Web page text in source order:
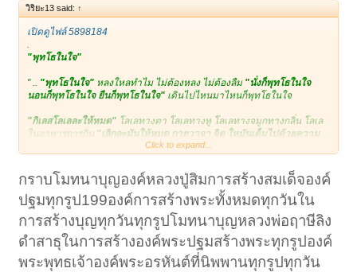
วิริยะ13 said: ↑
เปิดดูไฟล์ 5898184
.
"พุทโธในใจ"
" .. "พุทโธในใจ" หลงใหลทำไม ไม่ต้องหลง ไม่ต้องลืม "นั่งก็พุทโธในใจ
นอนก็พุทโธในใจ ยืนก็พุทโธในใจ" เดินไปไหนมาไหนก็พุทโธในใจ
"กิเลสโลเลละให้หมด" โลเลทางตา โลเลทางหู โลเลทางจมูกทางกลิ่น โลเล
ในอาหารการกิน "เลิกละมันให้หมด กายวาจา จิต ใหมันเต็มไปด้วยความ
ความสามารถอาจหาญ
ไม่ท้อแท้ อ่อนแอในหัวใจ
"เรียกว่าเป็นคนใจดีใจงาม ใจเฉลียวฉลาด
สามารถอาจหาญ"ไม่เป็นคนใจเน่า คนใจเน่าใจเหม็นไปอยู่ที่ไหนก็เน่าที่นั่น
เหม็นที่นั่น .. "
"ความเพียร"
หลวงปู่สิม พุทธาจาโร
Click to expand...
กราบโมทนาบุญองค์หลวงปู่สิมการสร้างสมเด็จองค์
ปฐมทุกรูป199องค์การสร้างพระทั้งหมดทุกวันใน
การสร้างบุญทุกวันทุกรูปโมทนาบุญหลวงพ่อฤาษีลิง
ดำสาธุในการสร้างองค์พระปฐมสร้างพระทุกรูปองค์
พระพุทธเจ้าองค์พระอรหันต์ที่นิพพานทุกรูปทุกวัน